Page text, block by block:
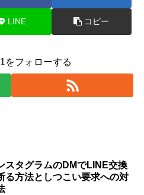
LINE コピー
をフォローする
スタグラムのDMでLINE交換
る方法としつこい要求への対